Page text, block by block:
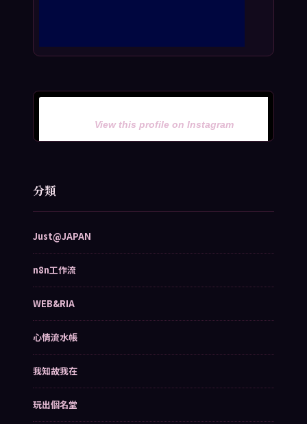
View this profile on Instagram
分類
Just@JAPAN
n8n工作流
WEB&RIA
心情流水帳
我知故我在
玩出個名堂